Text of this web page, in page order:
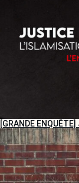
[GRANDE